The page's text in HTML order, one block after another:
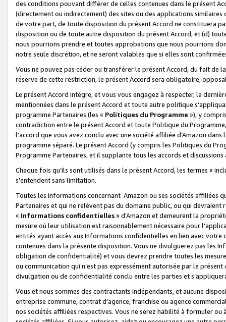
des conditions pouvant différer de celles contenues dans le présent
(directement ou indirectement) des sites ou des applications
de votre part, de toute disposition du présent Accord ne constituera
disposition ou de toute autre disposition du présent Accord, et (d)
nous pourrions prendre et toutes approbations que nous pourrions
notre seule discrétion, et ne seront valables que si elles sont
Vous ne pouvez pas céder ou transférer le présent Accord, du fait de
réserve de cette restriction, le présent Accord sera obligatoire,
Le présent Accord intègre, et vous vous engagez à respecter, la
mentionnées dans le présent Accord et toute autre politique
programme Partenaires (les « Politiques du Programme »), y
contradiction entre le présent Accord et toute Politique du
l’accord que vous avez conclu avec une société affiliée d’Amazon
programme séparé. Le présent Accord (y compris les Politiques du
Programme Partenaires, et il supplante tous les accords et discussions
Chaque fois qu’ils sont utilisés dans le présent Accord, les termes «
s'entendent sans limitation.
Toutes les informations concernant Amazon ou ses sociétés affiliées
Partenaires et qui ne relèvent pas du domaine public, ou qui
« Informations confidentielles» d’Amazon et demeurent la
mesure où leur utilisation est raisonnablement nécessaire pour
entités ayant accès aux Informations confidentielles en lien avec
contenues dans la présente disposition. Vous ne divulguerez pas les
obligation de confidentialité) et vous devrez prendre toutes les
ou communication qui n’est pas expressément autorisée par le
divulgation ou de confidentialité conclu entre les parties et
Vous et nous sommes des contractants indépendants, et aucune
entreprise commune, contrat d'agence, franchise ou agence
nos sociétés affiliées respectives. Vous ne serez habilité à formuler